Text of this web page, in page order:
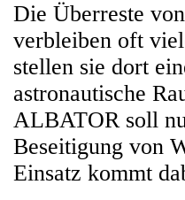
Die Überreste
verbleiben oft
stellen sie dort
astronautische
ALBATOR soll
Beseitigung von
Einsatz kommt